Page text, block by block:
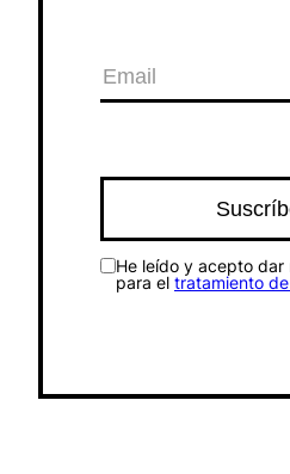
He leído y acepto dar
para el tratamiento